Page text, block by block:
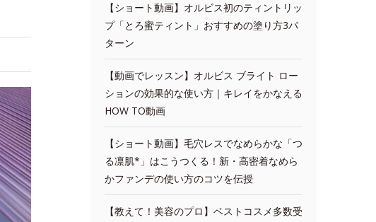
【ショート動画】オルビス初のティントリッ
プ「とろ蜜ティント」おすすめの塗り方3パ
ターン
【動画でレッスン】オルビス ブライト ロー
ションの効果的な使い方｜キレイをかなえる
HOW TO動画
【ショート動画】毛穴レスでなめらかな「つ
る凛肌*」はこうつくる！新・高密着なめら
かファンデの使い方のコツを伝授
【教えて！美容のプロ】ベストコスメ多数受